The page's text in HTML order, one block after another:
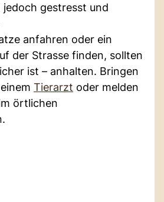
gestresst und
anfahren oder ein
der Strasse finden, sollten
ist – anhalten. Bringen
Tierarzt oder melden
örtlichen